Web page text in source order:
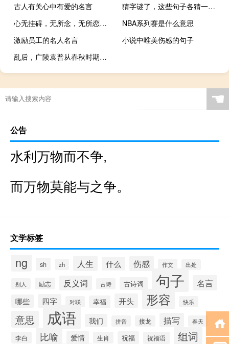
古人有关心中有爱的名言
猜字谜了，这些句子各猜一个字，连起来
心无挂碍，无所念，无所恋，亦无所执
NBA系列赛是什么意思
激励员工的名人名言
小说中唯美伤感的句子
乱后，广陵袁普从春秋时期就有了这种野心
☚
公告
水利万物而不争,
而万物莫能与之争。
文学标签
ng sh zh 人生 什么 伤感 作文 出处
别人 励志 反义词 古诗 古诗词 句子 名言
哪些 四字 对联 幸福 开头 形容 快乐
意思 成语 我们 拼音 接龙 描写 春天
李白 比喻 爱情 生肖 祝福 祝福语 组词